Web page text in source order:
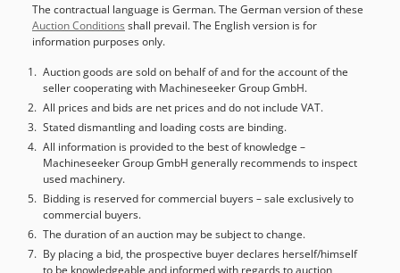
darba diametrs: 1.600 mm Maksimālais sagataves svars:
5.000 kg Galda apgriezienu skaits: 2 - 300 apgr./min X ass
gājiens: 1.475 mm Z ass gājiens: 900 mm Csdpfxozb Uy To
Adwoha Ātrgaita: 10 m/min Vārpstas konuss: ISO BT50
Instrumentu pozīciju skaits: 12 poz. IEKĀRTAS
DETALIZĒJUMS Vadība: Fanuc 0i-TD Kopējā jauda: 75 kW
Izmēri & Svars Telpas nepieciešamība: apm. 4,7 x 5,8 x 5,5
m Iekārtas svars: apm. 32 t APRIKOJUMS Automātiskais
instrumentu mainītājs 12 virpošanas instrumentiem ar
BT50 stiprinājumu Piezīme: 5.000 € par demontāžu un
iekraušanu attiecas uz sagatavošanu EU transportam.
Sagatavošana jūras transportam ir iespējama, izmaksas
pēc pieprasījuma.
The contractual language is German. The German version of these
Auction Conditions shall prevail. The English version is for
information purposes only.
Auction goods are sold on behalf of and for the account of the
seller cooperating with Machineseeker Group GmbH.
All prices and bids are net prices and do not include VAT.
Stated dismantling and loading costs are binding.
All information is provided to the best of knowledge –
Machineseeker Group GmbH generally recommends to inspect
used machinery.
Bidding is reserved for commercial buyers – sale exclusively to
commercial buyers.
The duration of an auction may be subject to change.
By placing a bid, the prospective buyer declares herself/himself
to be knowledgeable and informed with regards to auction